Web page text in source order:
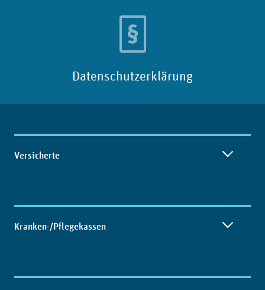
Datenschutzerklärung
Inhaltsübersicht
Versicherte
Kranken-/Pflegekassen